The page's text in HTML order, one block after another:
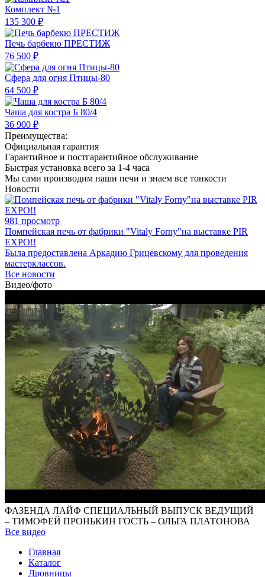
Комплект №1
135 300 ₽
Печь барбекю ПРЕСТИЖ
76 500 ₽
Сфера для огня Птицы-80
64 500 ₽
Чаша для костра Б 80/4
36 900 ₽
Преимущества:
Официальная гарантия
Гарантийное и постгарантийное обслуживание
Быстрая установка всего за 1-4 часа
Мы сами производим наши печи и знаем все тонкости
Новости
981 просмотр
Помпейская печь от фабрики "Vitaly Forny"на выставке PIR
EXPO!!
Была предоставлена Аркадию Грицевскому для проведения
мастерклассов.
Все новости
Видео/фото
ФАЗЕНДА ЛАЙФ СПЕЦИАЛЬНЫЙ ВЫПУСК ВЕДУЩИЙ
– ТИМОФЕЙ ПРОНЬКИН ГОСТЬ – ОЛЬГА ПЛАТОНОВА
Все видео
Главная
Каталог
Дровницы